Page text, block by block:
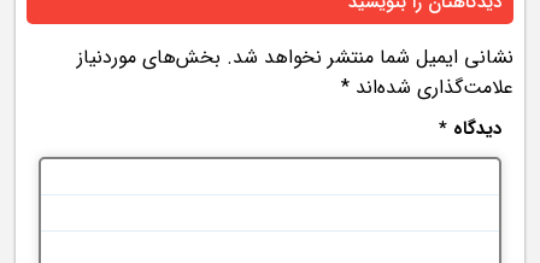
نشانی ایمیل شما منتشر نخواهد شد. بخش‌های موردنیاز
علامت‌گذاری شده‌اند *
دیدگاه *